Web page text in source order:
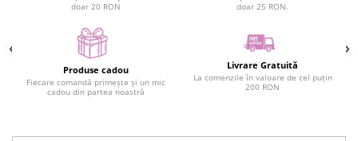
doar 20 RON
doar 25 RON.
Produse cadou
Fiecare comandă primește și un mic
cadou din partea noastră
Livrare Gratuită
La comenzile în valoare de cel puțin
200 RON